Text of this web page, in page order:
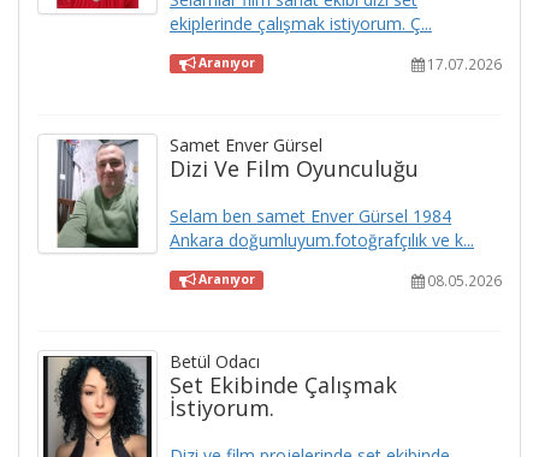
ekiplerinde çalışmak istiyorum. Ç...
Aranıyor 17.07.2026
Samet Enver Gürsel
Dizi Ve Film Oyunculuğu
Selam ben samet Enver Gürsel 1984
Ankara doğumluyum.fotoğrafçılık ve k...
Aranıyor 08.05.2026
Betül Odacı
Set Ekibinde Çalışmak
İstiyorum.